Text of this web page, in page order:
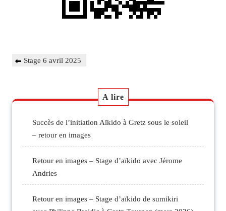
de
Previous
Stage 6 avril 2025
A lire
Succès de l’initiation Aïkido à Gretz sous le soleil
– retour en images
Retour en images – Stage d’aïkido avec Jérome
Andries
Retour en images – Stage d’aïkido de sumikiri